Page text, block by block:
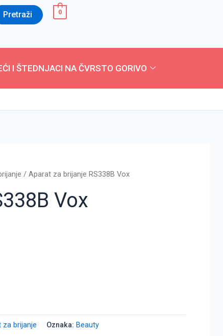
Pretraži 0
I ŠTEDNJACI NA ČVRSTO GORIVO
/ Aparat za brijanje RS338B Vox
Vox
za brijanje Oznaka:Beauty